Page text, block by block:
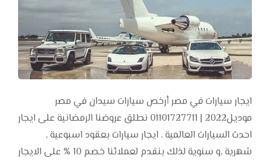
ايجار سيارات في مصر أرخص سيارات سيدان في مصر
موديل2022 | 01101727711 نطلق عروضنا الرمضانية على ايجار
احدث السيارات العالمية . ايجار سيارات بعقود اسبوعية ,
شهرية ,و سنوية لذلك بنقدم لعملائنا خصم 10 % على الايجار